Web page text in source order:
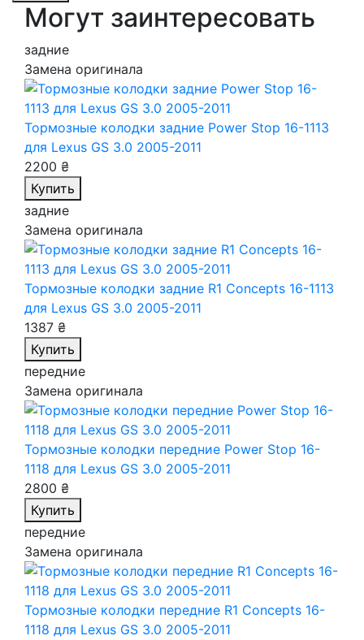
Могут заинтересовать
задние
Замена оригинала
Тормозные колодки задние Power Stop 16-1113
для Lexus GS 3.0 2005-2011
2200 ₴
Купить
задние
Замена оригинала
Тормозные колодки задние R1 Concepts 16-1113
для Lexus GS 3.0 2005-2011
1387 ₴
Купить
передние
Замена оригинала
Тормозные колодки передние Power Stop 16-
1118 для Lexus GS 3.0 2005-2011
2800 ₴
Купить
передние
Замена оригинала
Тормозные колодки передние R1 Concepts 16-
1118 для Lexus GS 3.0 2005-2011